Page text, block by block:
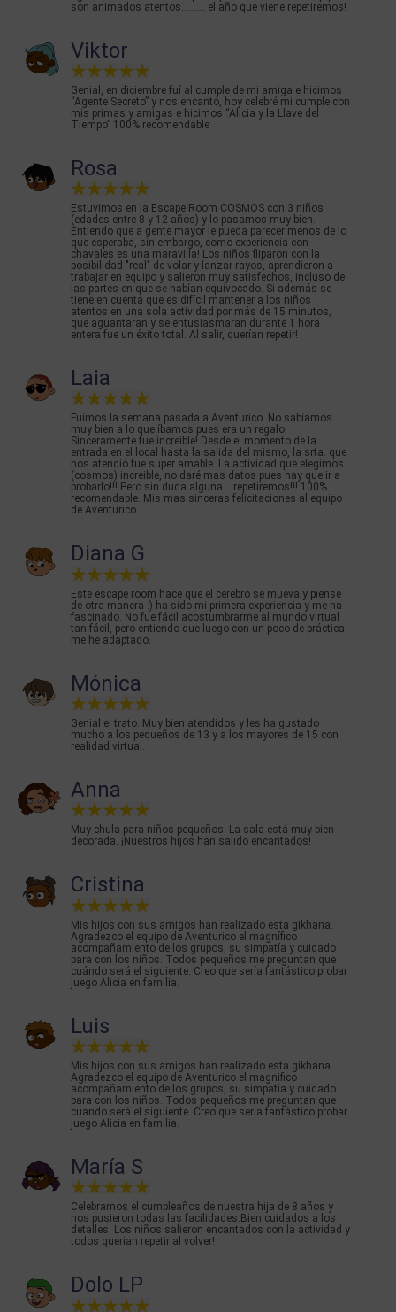
son animados atentos......... el año que viene repetiremos!
Viktor
Genial, en diciembre fuí al cumple de mi amiga e hicimos
“Agente Secreto” y nos encantó, hoy celebré mi cumple con
mis primas y amigas e hicimos “Alicia y la Llave del
Tiempo” 100% recomendable
Rosa
Estuvimos en la Escape Room COSMOS con 3 niños
(edades entre 8 y 12 años) y lo pasamos muy bien.
Entiendo que a gente mayor le pueda parecer menos de lo
que esperaba, sin embargo, como experiencia con
chavales es una maravilla! Los niños fliparon con la
posibilidad "real" de volar y lanzar rayos, aprendieron a
trabajar en equipo y salieron muy satisfechos, incluso de
las partes en que se habían equivocado. Si además se
tiene en cuenta que es difícil mantener a los niños
atentos en una sola actividad por más de 15 minutos,
que aguantaran y se entusiasmaran durante 1 hora
entera fue un éxito total. Al salir, querían repetir!
Laia
Fuimos la semana pasada a Aventurico. No sabíamos
muy bien a lo que íbamos pues era un regalo.
Sinceramente fue increíble! Desde el momento de la
entrada en el local hasta la salida del mismo, la srta. que
nos atendió fue super amable. La actividad que elegimos
(cosmos) increible, no daré mas datos pues hay que ir a
probarlo!!! Pero sin duda alguna... repetiremos!!! 100%
recomendable. Mis mas sinceras felicitaciones al equipo
de Aventurico.
Diana G
Este escape room hace que el cerebro se mueva y piense
de otra manera :) ha sido mi primera experiencia y me ha
fascinado. No fue fácil acostumbrarme al mundo virtual
tan fácil, pero entiendo que luego con un poco de práctica
me he adaptado.
Mónica
Genial el trato. Muy bien atendidos y les ha gustado
mucho a los pequeños de 13 y a los mayores de 15 con
realidad virtual.
Anna
Muy chula para niños pequeños. La sala está muy bien
decorada. ¡Nuestros hijos han salido encantados!
Cristina
Mis hijos con sus amigos han realizado esta gikhana.
Agradezco el equipo de Aventurico el magnífico
acompañamiento de los grupos, su simpatía y cuidado
para con los niños. Todos pequeños me preguntan que
cuándo será el siguiente. Creo que sería fantástico probar
juego Alicia en familia.
Luis
Mis hijos con sus amigos han realizado esta gikhana.
Agradezco el equipo de Aventurico el magnifico
acompañamiento de los grupos, su simpatía y cuidado
para con los niños. Todos pequeños me preguntan que
cuando será el siguiente. Creo que sería fantástico probar
juego Alicia en familia.
María S
Celebramos el cumpleaños de nuestra hija de 8 años y
nos pusieron todas las facilidades.Bien cuidados a los
detalles. Los niños salieron encantados con la actividad y
todos querian repetir al volver!
Dolo LP